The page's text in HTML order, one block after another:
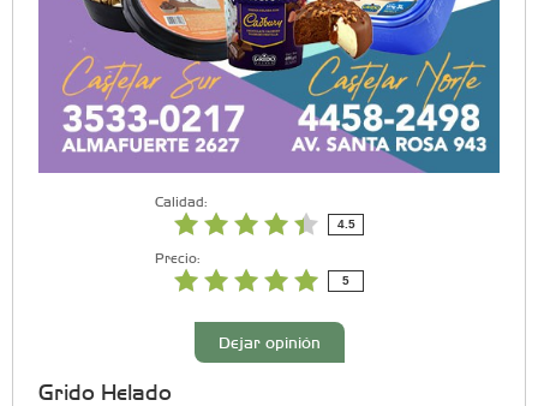
Calidad:
4.5
Precio:
5
Dejar opinión
Grido Helado